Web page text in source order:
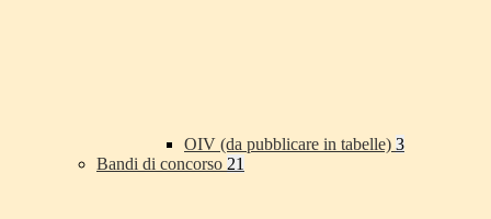
OIV (da pubblicare in tabelle) 3
Bandi di concorso 21